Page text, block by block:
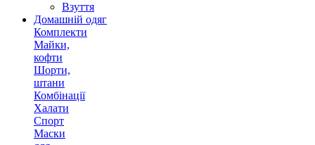
Взуття
Домашній одяг
Комплекти
Майки,
кофти
Шорти,
штани
Комбінації
Халати
Спорт
Маски